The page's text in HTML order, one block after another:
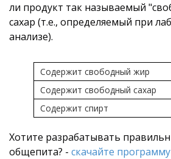
ли продукт так называемый
сахар (т.е., определяемый при
анализе).
Содержит свободный жир
Содержит свободный сахар
Содержит спирт
Хотите разрабатывать
общепита? - скачайте